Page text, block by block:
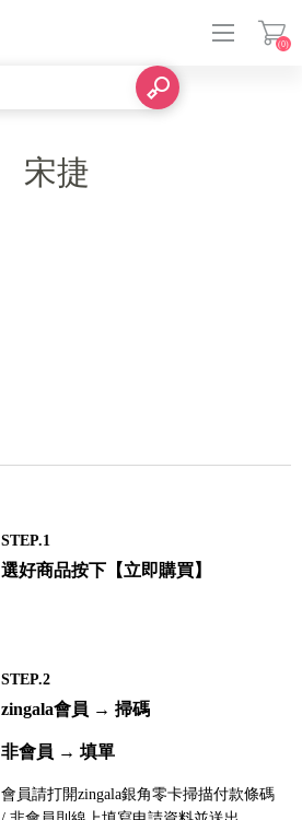
(0)
宋捷
STEP.1
選好商品按下【立即購買】
STEP.2
zingala會員 → 掃碼
非會員 → 填單
會員請打開zingala銀角零卡掃描付款條碼